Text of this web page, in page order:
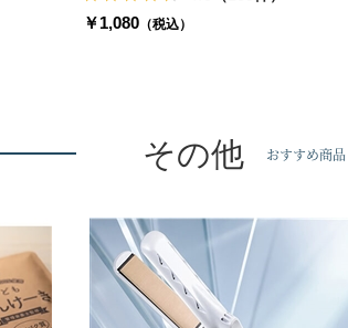
￥1,080 （税込）
その他 おすすめ商品